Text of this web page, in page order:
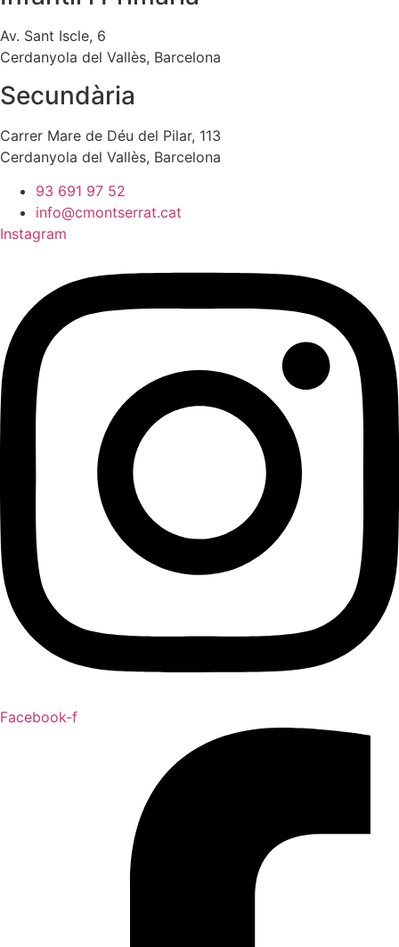
Av. Sant Iscle, 6
Cerdanyola del Vallès, Barcelona
Secundària
Carrer Mare de Déu del Pilar, 113
Cerdanyola del Vallès, Barcelona
93 691 97 52
info@cmontserrat.cat
Instagram
Facebook-f